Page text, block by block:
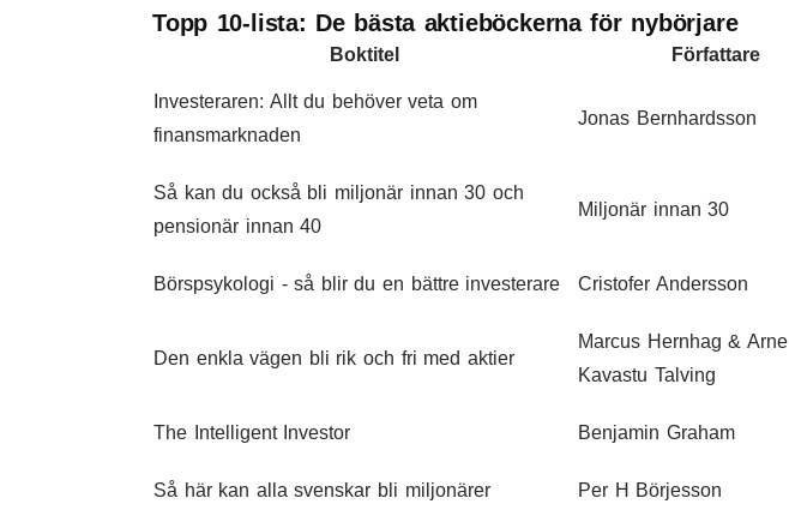
Topp 10-lista: De bästa aktieböckerna för nybörjare
Boktitel Författare
Investeraren: Allt du behöver veta om
finansmarknaden
Jonas Bernhardsson
Så kan du också bli miljonär innan 30 och
pensionär innan 40
Miljonär innan 30
Börspsykologi - så blir du en bättre investerare Cristofer Andersson
Den enkla vägen bli rik och fri med aktier
Marcus Hernhag & Arne
Kavastu Talving
The Intelligent Investor Benjamin Graham
Så här kan alla svenskar bli miljonärer Per H Börjesson